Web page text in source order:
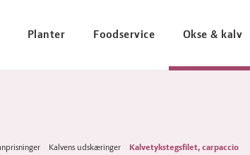
Planter Foodservice Okse & kalv
Kalvens udskæringer Kalvetykstegsfilet, carpaccio